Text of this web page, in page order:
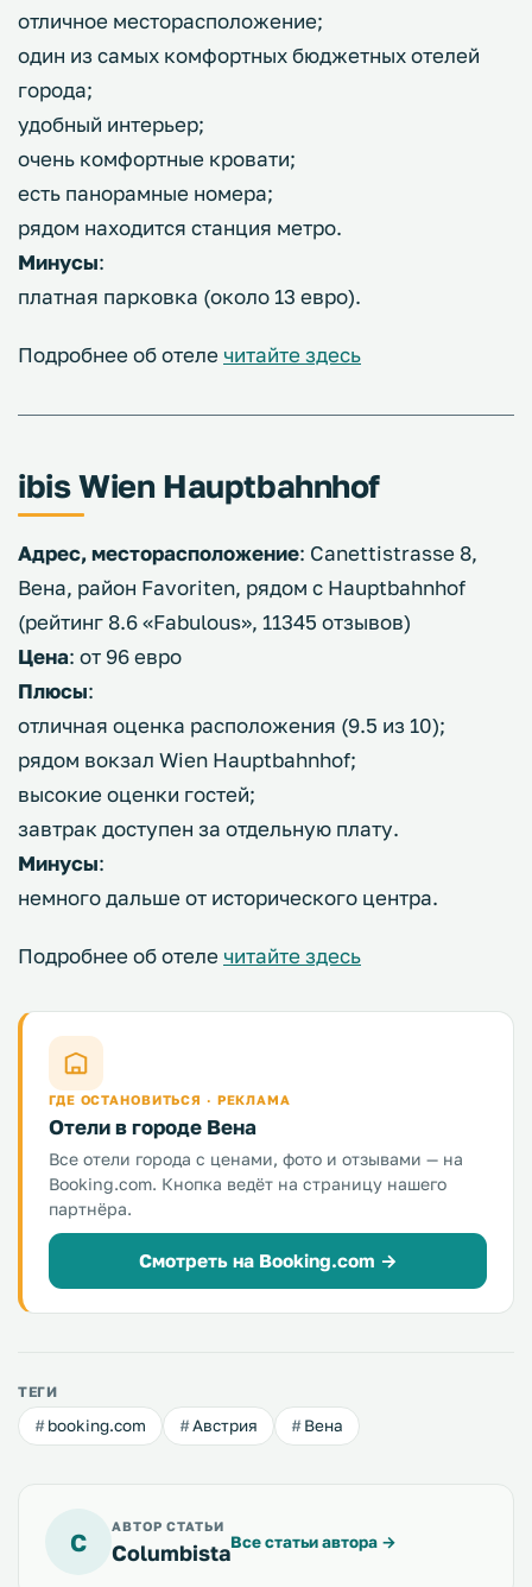
отличное месторасположение;
один из самых комфортных бюджетных отелей
города;
удобный интерьер;
очень комфортные кровати;
есть панорамные номера;
рядом находится станция метро.
Минусы:
платная парковка (около 13 евро).
Подробнее об отеле читайте здесь
ibis Wien Hauptbahnhof
Адрес, месторасположение: Canettistrasse 8,
Вена, район Favoriten, рядом с Hauptbahnhof
(рейтинг 8.6 «Fabulous», 11345 отзывов)
Цена: от 96 евро
Плюсы:
отличная оценка расположения (9.5 из 10);
рядом вокзал Wien Hauptbahnhof;
высокие оценки гостей;
завтрак доступен за отдельную плату.
Минусы:
немного дальше от исторического центра.
Подробнее об отеле читайте здесь
ГДЕ ОСТАНОВИТЬСЯ · РЕКЛАМА
Отели в городе Вена
Все отели города с ценами, фото и отзывами — на
Booking.com. Кнопка ведёт на страницу нашего
партнёра.
Смотреть на Booking.com →
ТЕГИ
booking.com Австрия Вена
C
АВТОР СТАТЬИ
ColumbistaВсе статьи автора →